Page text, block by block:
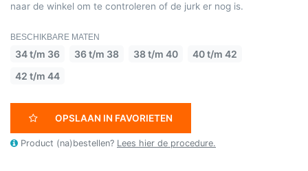
naar de winkel om te controleren of de jurk er nog is.
BESCHIKBARE MATEN
34 t/m 36 36 t/m 38 38 t/m 40
40 t/m 42
42 t/m 44
OPSLAAN IN FAVORIETEN
Product (na)bestellen? Lees hier de procedure.